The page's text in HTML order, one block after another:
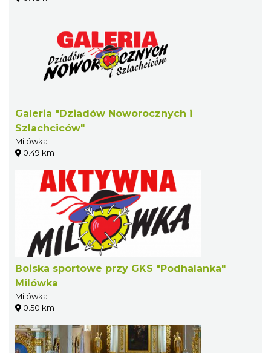
Galeria "Dziadów Noworocznych i
Szlachciców"
Milówka
0.49 km
Boiska sportowe przy GKS "Podhalanka"
Milówka
Milówka
0.50 km